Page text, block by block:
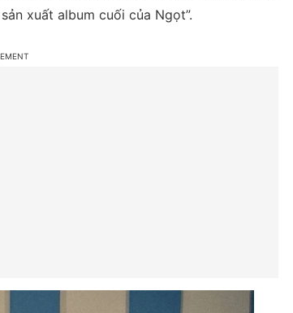
xuất album cuối của Ngọt”.